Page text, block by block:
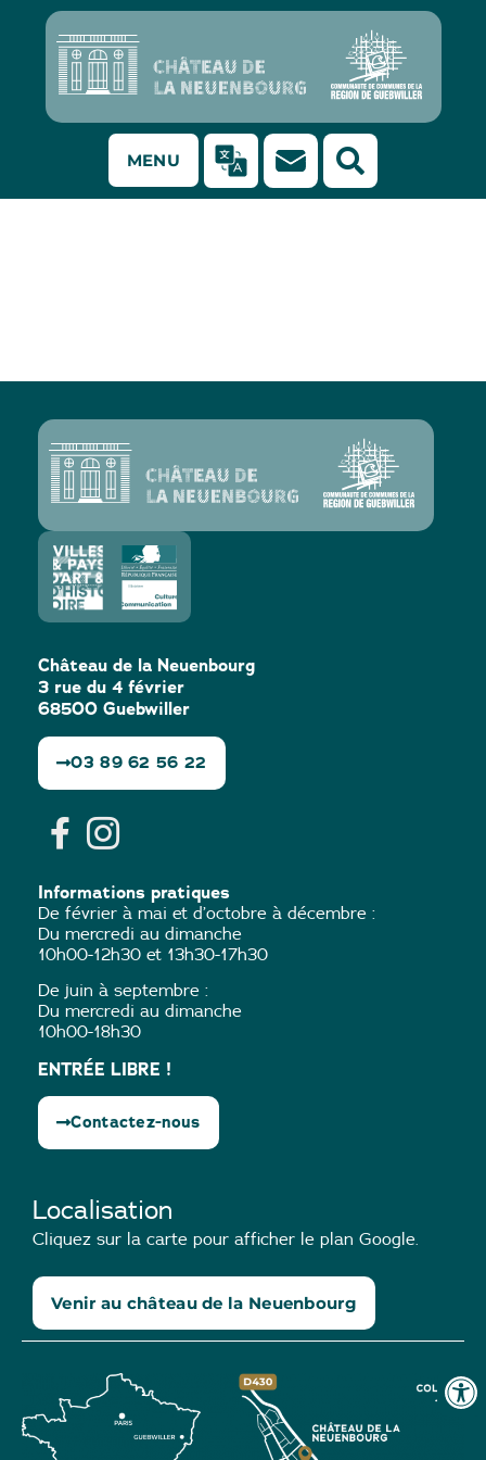
MENU
Château de la Neuenbourg
3 rue du 4 février
68500 Guebwiller
03 89 62 56 22
Informations pratiques
De février à mai et d’octobre à décembre :
Du mercredi au dimanche
10h00-12h30 et 13h30-17h30
De juin à septembre :
Du mercredi au dimanche
10h00-18h30
ENTRÉE LIBRE !
Contactez-nous
Localisation
Cliquez sur la carte pour afficher le plan Google.
Venir au château de la Neuenbourg